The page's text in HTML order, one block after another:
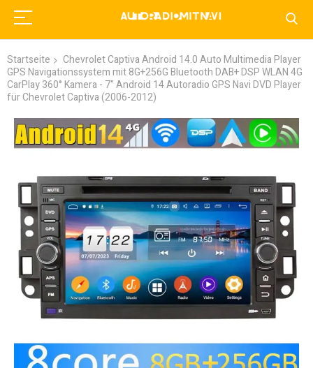
Startseite
Chevrolet Captiva Android 14.0 Auto Multimedia Player
GPS Navigationssystem mit 8G+256G Bluetooth DAB+ DSP WLAN 4G
CarPlay 360° Kamera - 7" Android 14 Autoradio GPS Navi DVD Player
für Chevrolet Captiva (2006-2012)
Zum
Ende
der